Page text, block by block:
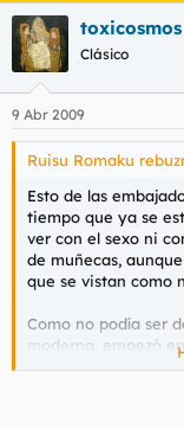
toxicosmos
Clásico
9 Abr 2009
Ruisu Romaku
Esto de las
tiempo que ya se
ver con el sexo ni
de muñecas,
que se vistan como
Como no podía ser
moderna, empezó
de nuestra